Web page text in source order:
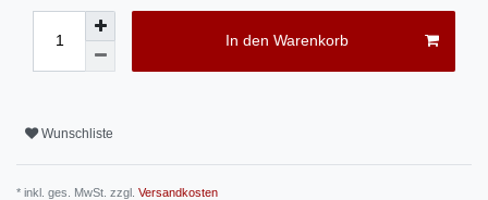
In den Warenkorb
Wunschliste
* inkl. ges. MwSt. zzgl. Versandkosten